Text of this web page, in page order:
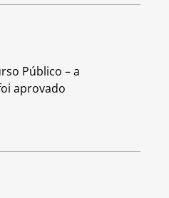
Público – a
aprovado